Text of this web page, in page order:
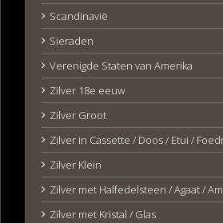
Scandinavië
Sieraden
Verenigde Staten van Amerika
Zilver 18e eeuw
Zilver Groot
Zilver in Cassette / Doos / Etui /
Zilver Klein
Zilver met Halfedelsteen / Agaat /
Zilver met Kristal / Glas